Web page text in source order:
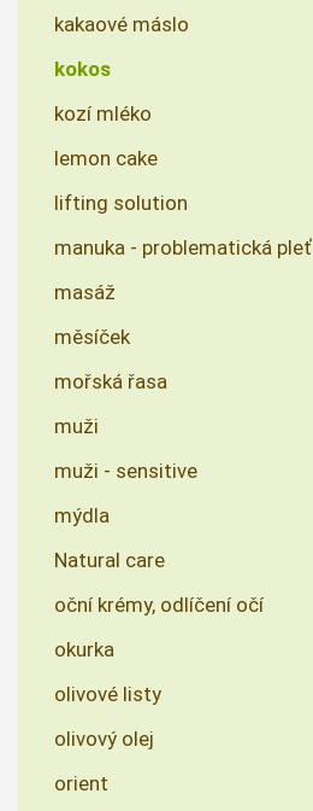
kakaové máslo
kokos
kozí mléko
lemon cake
lifting solution
manuka - problematická pleť
masáž
měsíček
mořská řasa
muži
muži - sensitive
mýdla
Natural care
oční krémy, odlíčení očí
okurka
olivové listy
olivový olej
orient